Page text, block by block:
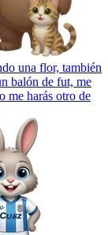
una flor, también
balón de fut, me
me harás otro de